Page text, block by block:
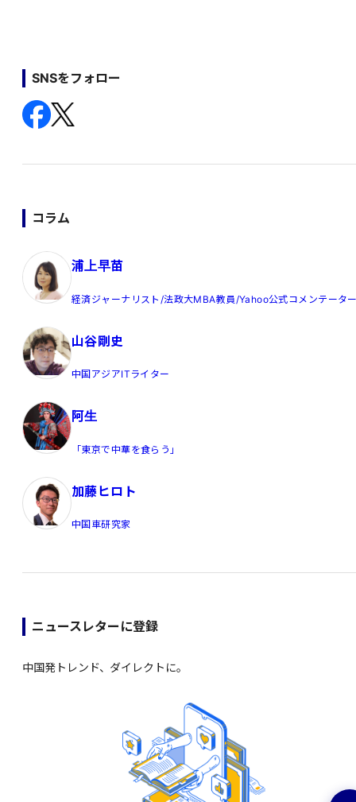
SNSをフォロー
コラム
浦上早苗
経済ジャーナリスト/法政大MBA教員/Yahoo公式コメンテータ
山谷剛史
中国アジアITライター
阿生
「東京で中華を食らう」
加藤ヒロト
中国車研究家
ニュースレターに登録
中国発トレンド、ダイレクトに。